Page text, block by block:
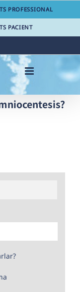
PROFESSIONAL
PACIENT